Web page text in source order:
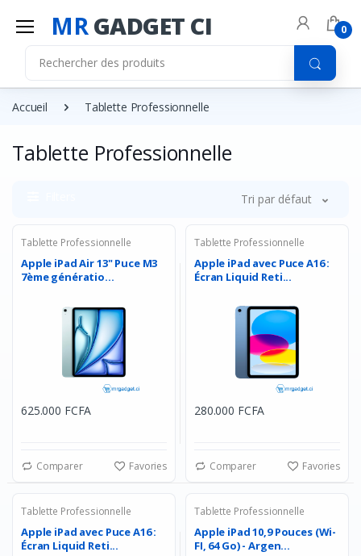
MRGADGET CI 0
Accueil Tablette Professionnelle
Tablette Professionnelle
Tri par défaut
Tablette Professionnelle
Apple iPad Air 13" Puce M3
7ème génératio...
625.000 FCFA
Comparer Favories
Tablette Professionnelle
Apple iPad avec Puce A16 :
Écran Liquid Reti...
280.000 FCFA
Comparer Favories
Tablette Professionnelle
Apple iPad avec Puce A16 :
Écran Liquid Reti...
Tablette Professionnelle
Apple iPad 10,9 Pouces (Wi-
FI, 64 Go) - Argen...